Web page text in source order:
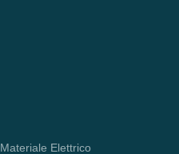
Materiale Elettrico